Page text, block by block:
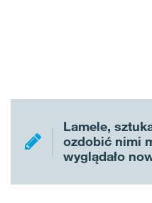
Lamele,
ozdobić nimi
wyglądało